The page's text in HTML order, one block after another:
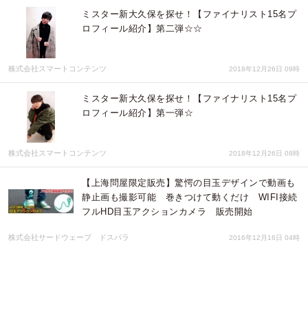
ミスター新大久保を探せ！【ファイナリスト15名プ
ロフィール紹介】第二弾☆☆
株式会社スマートコンテンツ 2018年12月26日 09時
ミスター新大久保を探せ！【ファイナリスト15名プ
ロフィール紹介】第一弾☆
株式会社スマートコンテンツ 2018年12月26日 08時
【上海問屋限定販売】驚愕の目玉デザインで動画も
静止画も撮影可能 巻きつけて動くだけ WIFI接続
フルHD目玉アクションカメラ 販売開始
株式会社サードウェーブ ドスパラ 2016年12月16日 04時